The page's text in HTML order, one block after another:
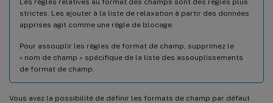
strictes. Les ajouter à la liste de relaxation à partir des données
apprises agit comme une règle de blocage.
Pour assouplir les règles de format de champ, supprimez le
« nom de champ » spécifique de la liste des assouplissements
de format de champ.
Vous avez la possibilité de définir les formats de champ par défaut